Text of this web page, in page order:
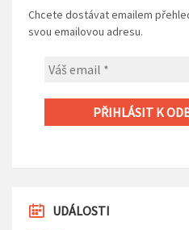
Chcete dostávat emailem
svou emailovou adresu.
UDÁLOSTI